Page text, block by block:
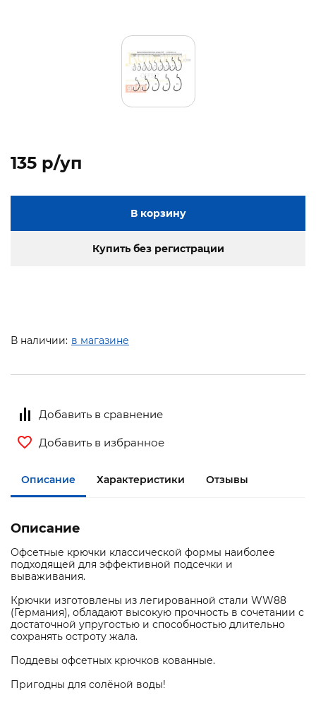
135 p/уп
В корзину
Купить без регистрации
В наличии: в магазине
Добавить в сравнение
Добавить в избранное
Описание Характеристики Отзывы
Описание
Офсетные крючки классической формы наиболее
подходящей для эффективной подсечки и
вываживания.
Крючки изготовлены из легированной стали WW88
(Германия), обладают высокую прочность в сочетании с
достаточной упругостью и способностью длительно
сохранять остроту жала.
Поддевы офсетных крючков кованные.
Пригодны для солёной воды!